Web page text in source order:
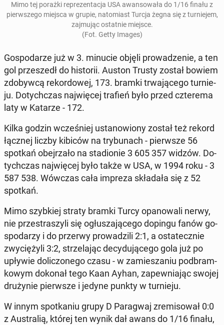
Mimo tej porażki re­pre­zen­ta­cja USA awan­so­wa­ła do 1/16 finału z
pierw­sze­go miejsca w grupie, na­to­miast Turcja żegna się z tur­nie­jem,
zaj­mu­jąc ostat­nie miejsce.
(Fot. Getty Images)
Go­spo­da­rze już w 3. minucie objęli pro­wa­dze­nie, a ten
gol prze­szedł do hi­sto­rii. Auston Trusty został bowiem
zdo­byw­cą re­kor­do­wej, 173. bramki trwa­ją­ce­go tur­nie­
ju. Do­tych­czas naj­wię­cej trafień było przed czte­re­ma
laty w Katarze - 172.
Kilka godzin wcze­śniej usta­no­wio­ny został też rekord
łącznej liczby kibiców na try­bu­nach - pierw­sze 56
spotkań obej­rza­ło na sta­dio­nie 3 605 357 widzów. Do­
tych­czas naj­wię­cej było także w USA, w 1994 roku - 3
587 538. Wówczas cała impreza skła­da­ła się z 52
spotkań.
Mimo szyb­kiej straty bramki Turcy opa­no­wa­li nerwy,
nie prze­stra­szy­li się ogłu­sza­ją­ce­go dopingu fanów go­
spo­da­rzy i do przerwy pro­wa­dzi­li 2:1, a osta­tecz­nie
zwy­cię­ży­li 3:2, strze­la­jąc de­cy­du­ją­ce­go gola już po
upływie do­li­czo­ne­go czasu - w za­mie­sza­niu pod­bram­
ko­wym dokonał tego Kaan Ayhan, za­pew­nia­jąc swojej
dru­ży­nie pierw­sze i jedyne punkty w tur­nie­ju.
W innym spo­tka­niu grupy D Pa­ra­gwaj zre­mi­so­wał 0:0
z Au­stra­lią, której ten wynik dał awans do 1/16 finału,